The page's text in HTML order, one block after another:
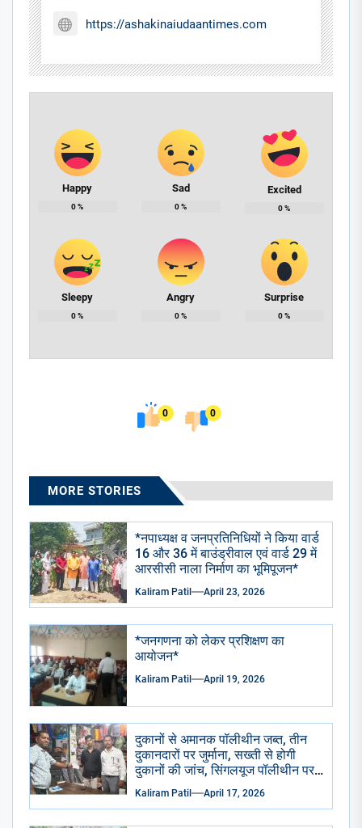
https://ashakinaiudaantimes.com
Happy
0%
Sad
0%
Excited
0%
Sleepy
0%
Angry
0%
Surprise
0%
0 0
MORE STORIES
*नपाध्यक्ष व जनप्रतिनिधियों ने किया वार्ड
16 और 36 में बाउंड्रीवाल एवं वार्ड 29 में
आरसीसी नाला निर्माण का भूमिपूजन*
Kaliram Patil April 23, 2026
*जनगणना को लेकर प्रशिक्षण का
आयोजन*
Kaliram Patil April 19, 2026
दुकानों से अमानक पॉलीथीन जब्त, तीन
दुकानदारों पर जुर्माना, सख्ती से होगी
दुकानों की जांच, सिंगलयूज पॉलीथीन पर
पूरी तरह प्रतिबंध का होगा पालन*
Kaliram Patil April 17, 2026